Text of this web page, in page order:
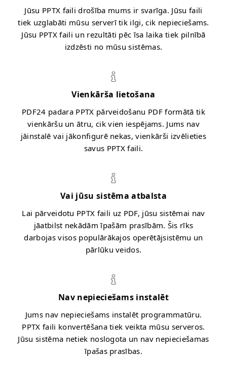
Jūsu PPTX faili drošība mums ir svarīga. Jūsu faili
tiek uzglabāti mūsu serverī tik ilgi, cik nepieciešams.
Jūsu PPTX faili un rezultāti pēc īsa laika tiek pilnībā
izdzēsti no mūsu sistēmas.
Vienkārša lietošana
PDF24 padara PPTX pārveidošanu PDF formātā tik
vienkāršu un ātru, cik vien iespējams. Jums nav
jāinstalē vai jākonfigurē nekas, vienkārši izvēlieties
savus PPTX faili.
Vai jūsu sistēma atbalsta
Lai pārveidotu PPTX faili uz PDF, jūsu sistēmai nav
jāatbilst nekādām īpašām prasībām. Šis rīks
darbojas visos populārākajos operētājsistēmu un
pārlūku veidos.
Nav nepieciešams instalēt
Jums nav nepieciešams instalēt programmatūru.
PPTX faili konvertēšana tiek veikta mūsu serveros.
Jūsu sistēma netiek noslogota un nav nepieciešamas
īpašas prasības.